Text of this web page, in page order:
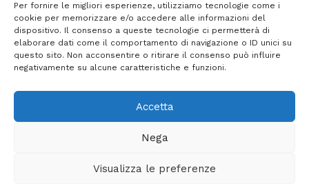
Per fornire le migliori esperienze, utilizziamo tecnologie come i
cookie per memorizzare e/o accedere alle informazioni del
dispositivo. Il consenso a queste tecnologie ci permetterà di
elaborare dati come il comportamento di navigazione o ID unici su
questo sito. Non acconsentire o ritirare il consenso può influire
negativamente su alcune caratteristiche e funzioni.
Accetta
Nega
Visualizza le preferenze
Incendi a Modica, torna in libertà il
marocchino di 23 anni
7 AGOSTO 2026
Giornale Ibleo © 2023 - Powered byStudio Greco - Consulenza